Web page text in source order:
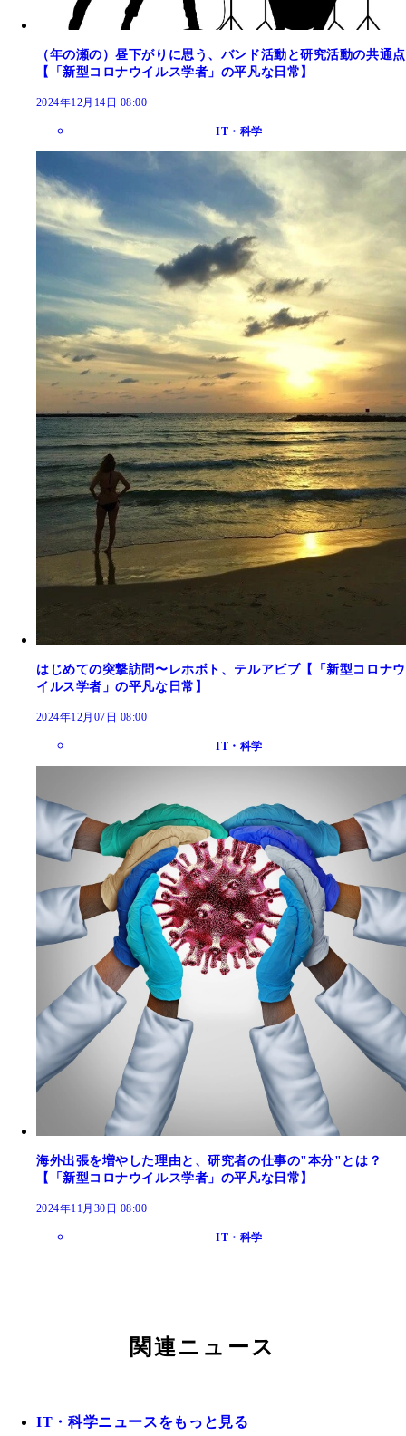
（年の瀬の）昼下がりに思う、バンド活動と研究活動の共通点
【「新型コロナウイルス学者」の平凡な日常】
2024年12月14日 08:00
IT・科学
はじめての突撃訪問〜レホボト、テルアビブ【「新型コロナウ
イルス学者」の平凡な日常】
2024年12月07日 08:00
IT・科学
海外出張を増やした理由と、研究者の仕事の"本分"とは？
【「新型コロナウイルス学者」の平凡な日常】
2024年11月30日 08:00
IT・科学
関連ニュース
IT・科学ニュースをもっと見る